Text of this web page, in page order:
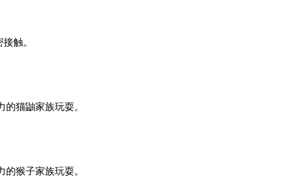
触。
猫鼬家族玩耍。
猴子家族玩耍。